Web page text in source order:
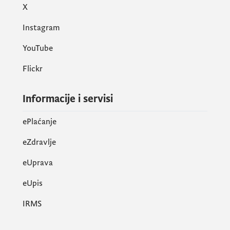
X
Instagram
YouTube
Flickr
Informacije i servisi
ePlaćanje
eZdravlje
eUprava
еUpis
IRMS